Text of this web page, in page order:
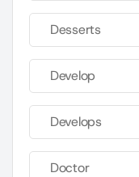
Desserts
Develop
Develops
Doctor